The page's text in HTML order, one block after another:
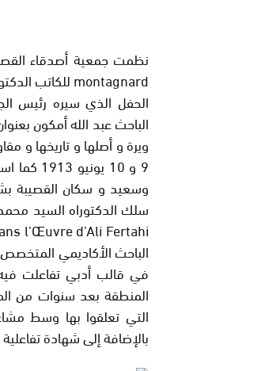
montagnard للكاتب الدكتور علي فرتاحي .
الحفل الذي سيره رئيس
الباحث عبد الله أمكون
9 و 10
وسعيد و سكان القصيبة
الباحث الأكاديمي
في قالب أدبي تفاعلت
المنطقة بعد سنوات من
التي تعلقوا بها وسط
بالإضافة إلى شهادة